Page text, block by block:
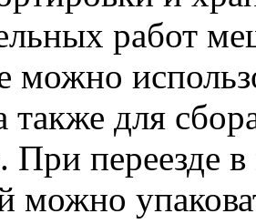
работ
можно
также для
При переезде
можно